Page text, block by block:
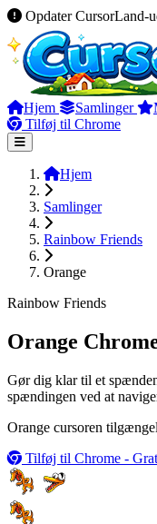
Opdater CursorLand-
Hjem Samlinger
Tilføj til Chrome
Hjem
Samlinger
Rainbow Friends
Orange
Rainbow Friends
Orange
Gør dig klar til et
spændingen ved at
Orange cursoren
Tilføj til Chrome -